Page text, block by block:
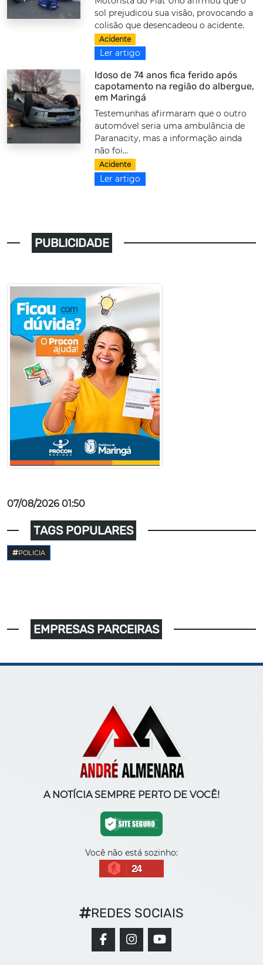
sol prejudicou sua visão, provocando a
colisão que desencadeou o acidente.
Acidente
Ler artigo
Idoso de 74 anos fica ferido após
capotamento na região do albergue,
em Maringá
Testemunhas afirmaram que o outro
automóvel seria uma ambulância de
Paranacity, mas a informação ainda
não foi...
Acidente
Ler artigo
PUBLICIDADE
07/08/2026 01:50
TAGS POPULARES
POLICIA
EMPRESAS PARCEIRAS
A NOTÍCIA SEMPRE PERTO DE VOCÊ!
Você não está sozinho:
24
REDES SOCIAIS